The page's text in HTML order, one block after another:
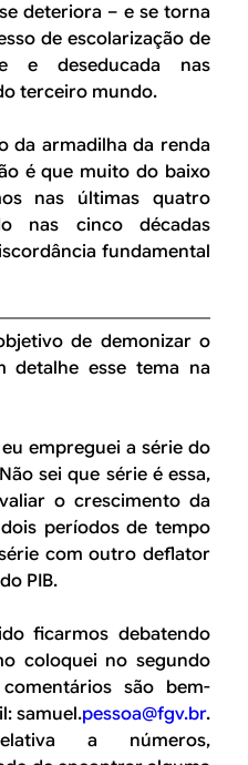
deteriora – e se torna
de escolarização de
e deseducada nas
terceiro mundo.
da armadilha da renda
é que muito do baixo
nas últimas quatro
nas cinco décadas
fundamental
de demonizar o
detalhe esse tema na
empreguei a série do
sei que série é essa,
o crescimento da
períodos de tempo
com outro deflator
PIB.
ficarmos debatendo
coloquei no segundo
são bem-
samuel.pessoa@fgv.br.
a números,